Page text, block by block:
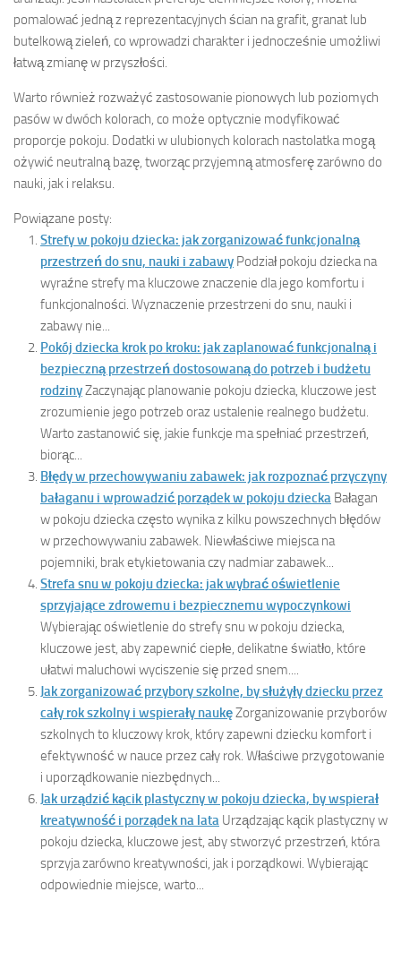
pomalować jedną z reprezentacyjnych ścian na grafit, granat lub
butelkową zieleń, co wprowadzi charakter i jednocześnie umożliwi
łatwą zmianę w przyszłości.
Warto również rozważyć zastosowanie pionowych lub poziomych
pasów w dwóch kolorach, co może optycznie modyfikować
proporcje pokoju. Dodatki w ulubionych kolorach nastolatka mogą
ożywić neutralną bazę, tworząc przyjemną atmosferę zarówno do
nauki, jak i relaksu.
Powiązane posty:
Strefy w pokoju dziecka: jak zorganizować funkcjonalną
przestrzeń do snu, nauki i zabawy Podział pokoju dziecka na
wyraźne strefy ma kluczowe znaczenie dla jego komfortu i
funkcjonalności. Wyznaczenie przestrzeni do snu, nauki i
zabawy nie...
Pokój dziecka krok po kroku: jak zaplanować funkcjonalną i
bezpieczną przestrzeń dostosowaną do potrzeb i budżetu
rodzinyZaczynając planowanie pokoju dziecka, kluczowe jest
zrozumienie jego potrzeb oraz ustalenie realnego budżetu.
Warto zastanowić się, jakie funkcje ma spełniać przestrzeń,
biorąc...
Błędy w przechowywaniu zabawek: jak rozpoznać przyczyny
bałaganu i wprowadzić porządek w pokoju dziecka Bałagan
w pokoju dziecka często wynika z kilku powszechnych błędów
w przechowywaniu zabawek. Niewłaściwe miejsca na
pojemniki, brak etykietowania czy nadmiar zabawek...
Strefa snu w pokoju dziecka: jak wybrać oświetlenie
sprzyjające zdrowemu i bezpiecznemu wypoczynkowi
Wybierając oświetlenie do strefy snu w pokoju dziecka,
kluczowe jest, aby zapewnić ciepłe, delikatne światło, które
ułatwi maluchowi wyciszenie się przed snem....
Jak zorganizować przybory szkolne, by służyły dziecku przez
cały rok szkolny i wspierały naukęZorganizowanie przyborów
szkolnych to kluczowy krok, który zapewni dziecku komfort i
efektywność w nauce przez cały rok. Właściwe przygotowanie
i uporządkowanie niezbędnych...
Jak urządzić kącik plastyczny w pokoju dziecka, by wspierał
kreatywność i porządek na lata Urządzając kącik plastyczny w
pokoju dziecka, kluczowe jest, aby stworzyć przestrzeń, która
sprzyja zarówno kreatywności, jak i porządkowi. Wybierając
odpowiednie miejsce, warto...